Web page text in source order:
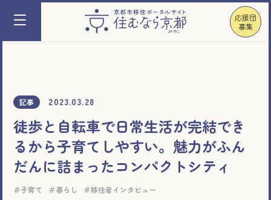
応援団
募集
記事 2023.03.28
徒歩と自転車で日常生活が完結でき
るから子育てしやすい。魅力がふん
だんに詰まったコンパクトシティ
子育て 暮らし 移住者インタビュー